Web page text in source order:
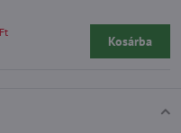
Kosárba